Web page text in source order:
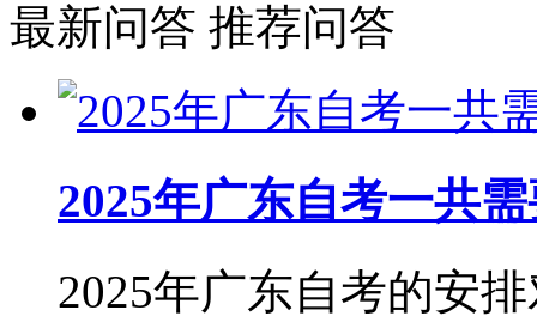
最新问答 推荐问答
2025年广东自考一共
2025年广东自考的安